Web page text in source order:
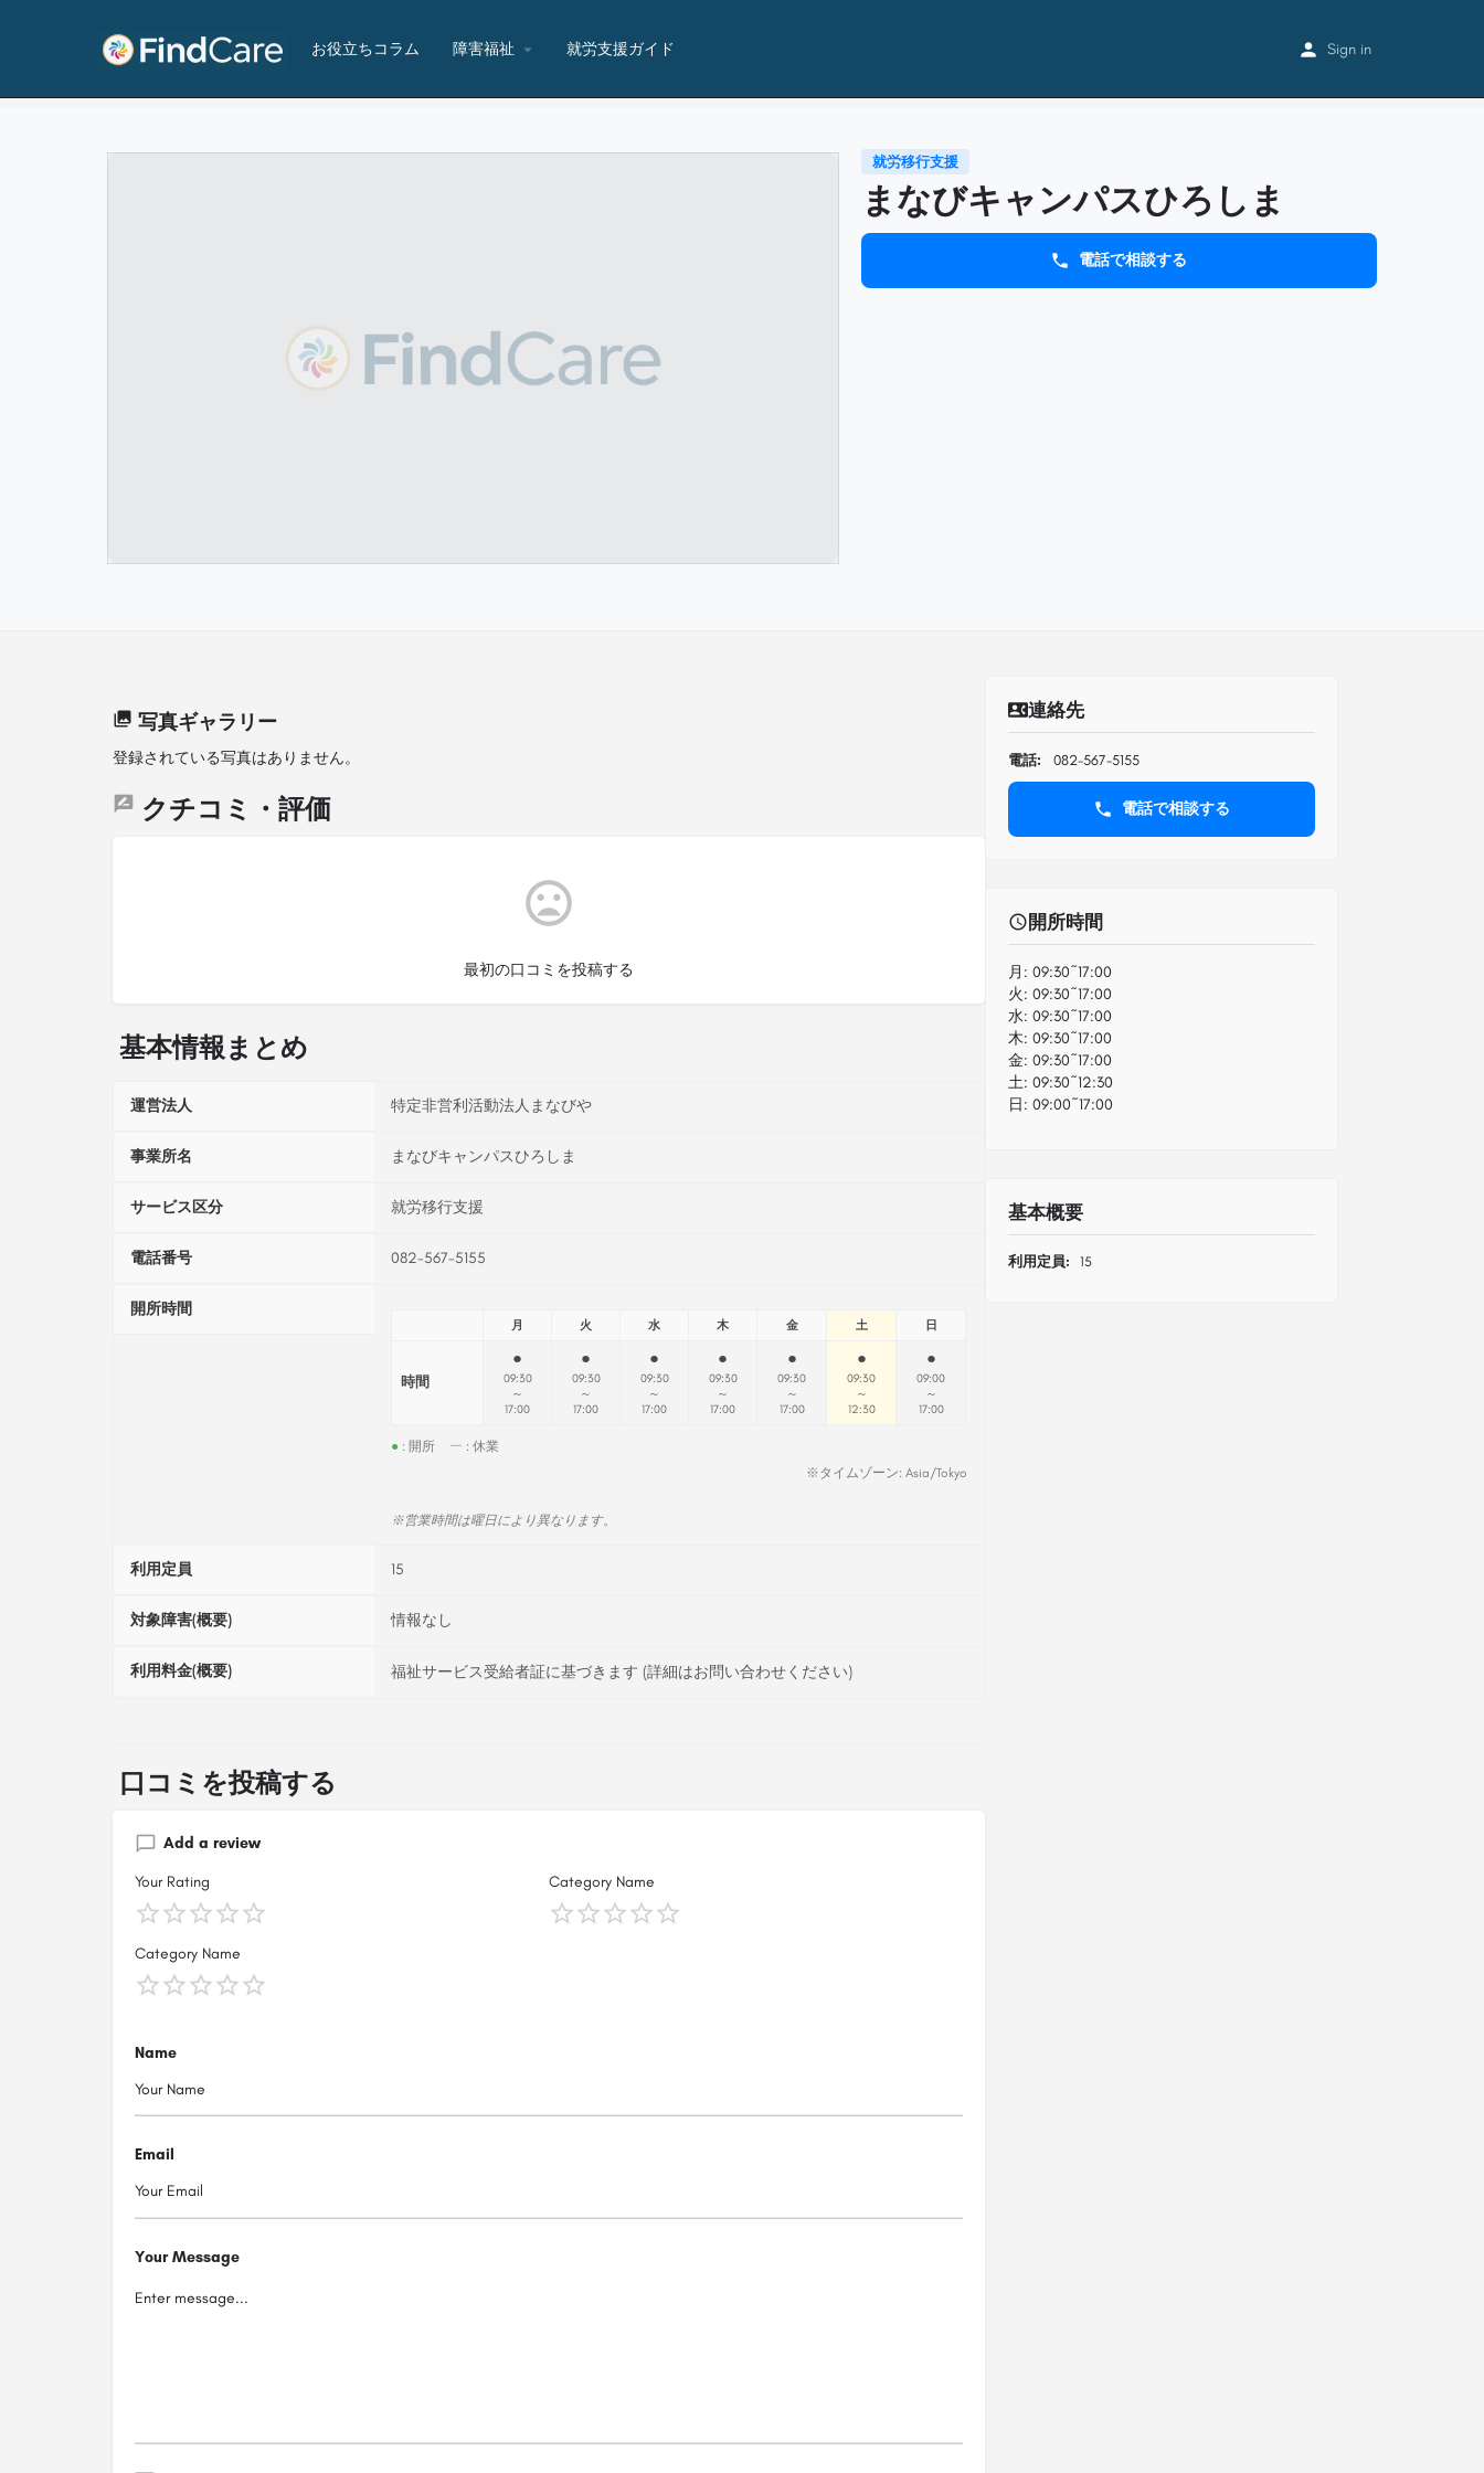
お役立ちコラム 障害福祉 就労支援ガイド Sign in
まなびキャンパスひろしま まなびキャンパスひろしま
就労移行支援
まなびキャンパスひろしま
電話で相談する
写真ギャラリー
登録されている写真はありません。
クチコミ・評価
最初の口コミを投稿する
基本情報まとめ
運営法人 特定非営利活動法人まなびや
事業所名 まなびキャンパスひろしま
サービス区分 就労移行支援
電話番号 082-567-5155
開所時間
月 火 水 木 金 土 日
時間
●
09:30
～
17:00
●
09:30
～
17:00
●
09:30
～
17:00
●
09:30
～
17:00
●
09:30
～
17:00
●
09:30
～
12:30
●
09:00
～
17:00
● : 開所 ー : 休業
※タイムゾーン: Asia/Tokyo
※営業時間は曜日により異なります。
利用定員 15
対象障害(概要) 情報なし
利用料金(概要) 福祉サービス受給者証に基づきます (詳細はお問い合わせください)
口コミを投稿する
Add a review
Your Rating Category Name
Category Name
Name
Email
Your Message
連絡先
電話: 082-567-5155
電話で相談する
開所時間
月: 09:30~17:00
火: 09:30~17:00
水: 09:30~17:00
木: 09:30~17:00
金: 09:30~17:00
土: 09:30~12:30
日: 09:00~17:00
基本概要
利用定員: 15